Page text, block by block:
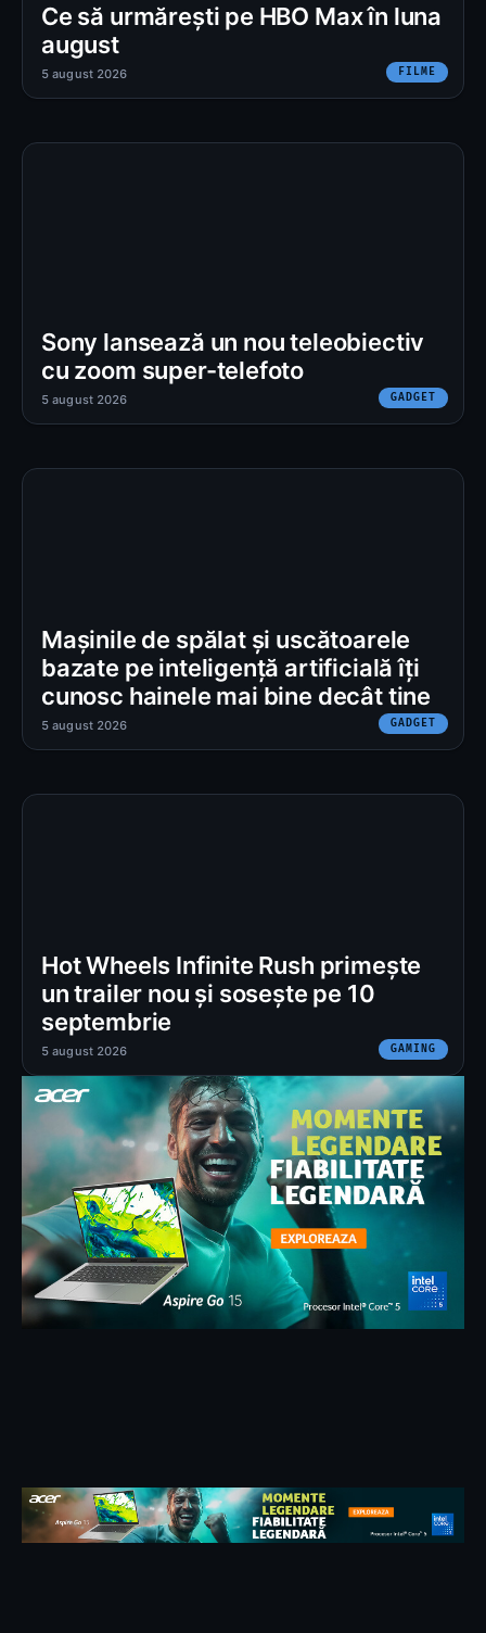
Ce să urmărești pe HBO Max în luna
august
FILME
5 august 2026
Sony lansează un nou teleobiectiv
cu zoom super-telefoto
GADGET
5 august 2026
Mașinile de spălat și uscătoarele
bazate pe inteligență artificială îți
cunosc hainele mai bine decât tine
GADGET
5 august 2026
Hot Wheels Infinite Rush primește
un trailer nou și sosește pe 10
septembrie
GAMING
5 august 2026